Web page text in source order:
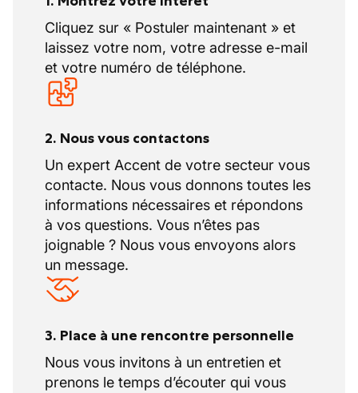
Cliquez sur « Postuler maintenant » et
laissez votre nom, votre adresse e-mail
et votre numéro de téléphone.
2. Nous vous contactons
Un expert Accent de votre secteur vous
contacte. Nous vous donnons toutes les
informations nécessaires et répondons
à vos questions. Vous n’êtes pas
joignable ? Nous vous envoyons alors
un message.
3. Place à une rencontre personnelle
Nous vous invitons à un entretien et
prenons le temps d’écouter qui vous